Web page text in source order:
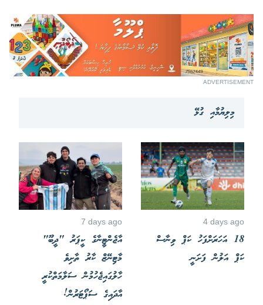
ADVERTISEMENT
މިލިޔުމާއި ގުޅޭ
4 days ago
18 އަހަރަށްފަހު ކަޕް ވިނާސް
ކަޕް އަލުން ފަށަނީ
7 days ago
އާޖެންޓީނާގެ ކީޕަރު "ދީބޫ"
މާޓިނޭޒް ކާރު ތާށިވެ
ހާލުގައިޖެހުމުން ސަލާމަތްކުރީ
އާދައިގެ ސަޕޯޓަރުން!